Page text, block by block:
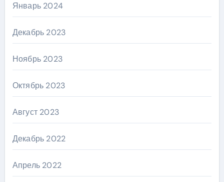
Январь 2024
Декабрь 2023
Ноябрь 2023
Октябрь 2023
Август 2023
Декабрь 2022
Апрель 2022